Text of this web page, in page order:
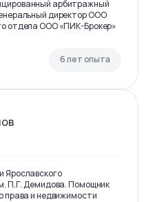
арбитражный
директор ООО
отдела ООО «ПИК-Брокер»
6 лет опыта
Ярославского
П.Г. Демидова. Помощник
права и недвижимости